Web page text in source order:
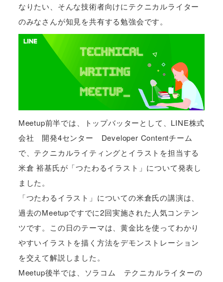
なりたい、そんな技術者向けにテクニカルライター
のみなさんが知見を共有する勉強会です。
Meetup前半では、
トップバッターとして、LINE株式
会社 開発4センター Developer Contentチーム
で、テクニカルライティングとイラストを担当する
米倉 裕基氏が「つたわるイラスト」について発表し
ました。
「つたわるイラスト」についての米倉氏の講演は、
過去のMeetupですでに2回実施された人気コンテン
ツです。 この日のテーマは、黄金比を使ってわかり
やすいイラストを描く方法をデモンストレーション
を交えて解説しました。
Meetup後半では、ソラコム テクニカルライターの